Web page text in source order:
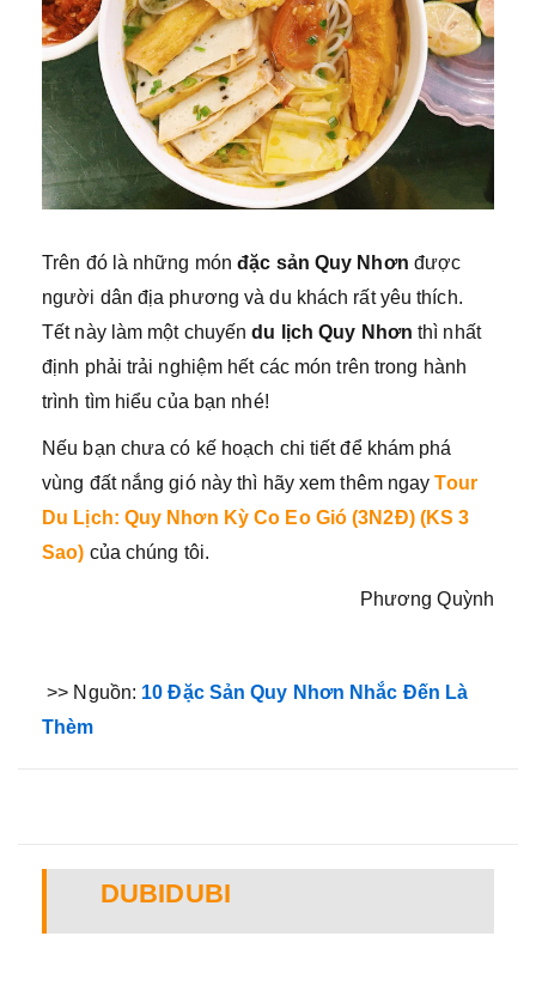
Trên đó là những mónđặc sản Quy Nhơn được
người dân địa phương và du khách rất yêu thích.
Tết này làm một chuyếndu lịch Quy Nhơn thì nhất
định phải trải nghiệm hết các món trên trong hành
trình tìm hiểu của bạn nhé!
Nếu bạn chưa có kế hoạch chi tiết để khám phá
vùng đất nắng gió này thì hãy xem thêm ngayTour
Du Lịch: Quy Nhơn Kỳ Co Eo Gió (3N2Đ) (KS 3
Sao) của chúng tôi.
Phương Quỳnh
>> Nguồn: 10 Đặc Sản Quy Nhơn Nhắc Đến Là
Thèm
DUBIDUBI